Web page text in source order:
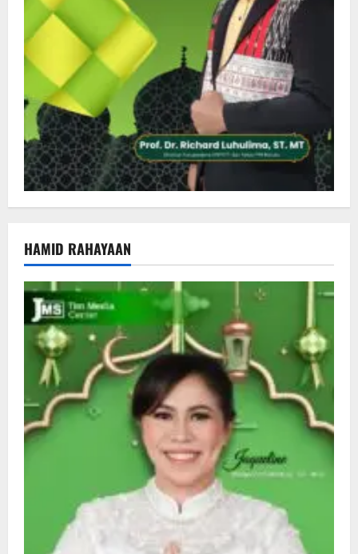
HAMID RAHAYAAN